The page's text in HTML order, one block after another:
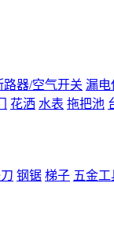
路器/空气开关 漏电
花洒 水表 拖把池
钢锯 梯子 五金